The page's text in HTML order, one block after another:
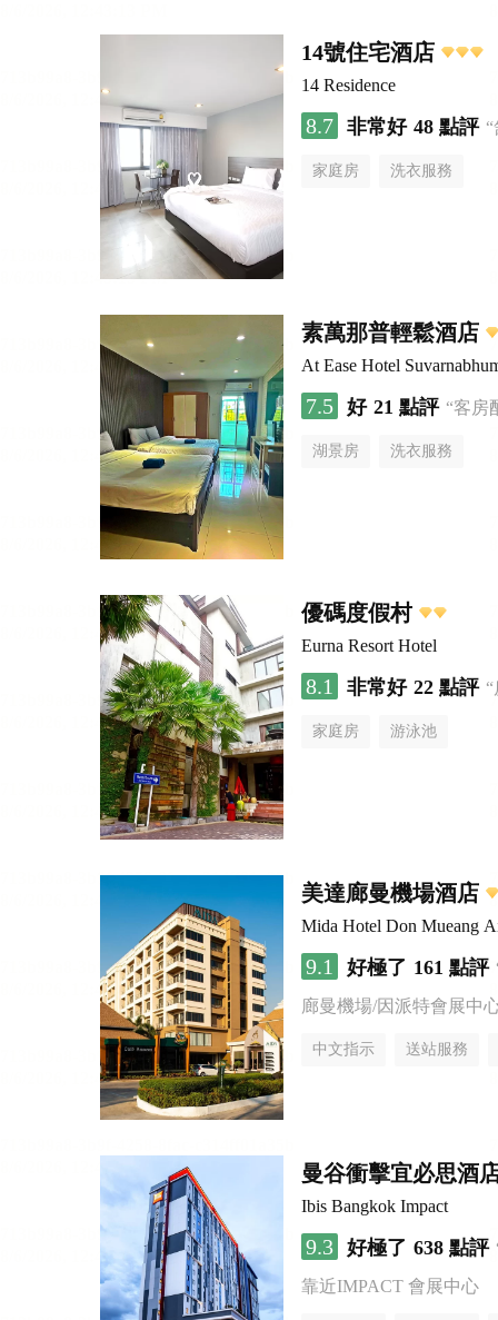
14號住宅酒店
14 Residence
8.7 非常好 48 點評
家庭房 洗衣服務
素萬那普輕鬆酒店
At Ease Hotel
7.5 好 21 點評 “客房
湖景房 洗衣服務
優碼度假村
Eurna Resort Hotel
8.1 非常好 22 點評
家庭房 游泳池
美達廊曼機場酒店
Mida Hotel Don Mueang
9.1 好極了 161 點評
廊曼機場/因派特會展中
中文指示 送站服務
曼谷衝擊宜必思酒
Ibis Bangkok Impact
9.3 好極了 638 點評
靠近IMPACT 會展中心